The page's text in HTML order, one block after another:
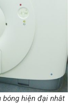
bóng hiện đại nhât